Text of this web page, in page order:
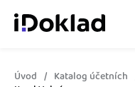
Úvod Katalog účetních